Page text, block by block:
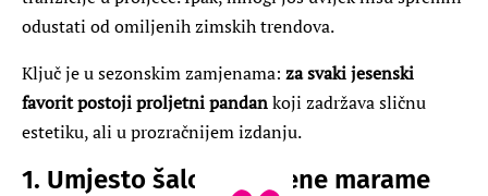
odustati od omiljenih zimskih trendova.
Ključ je u sezonskim zamjenama: za svaki jesenski
favorit postoji proljetni pandankoji zadržava sličnu
estetiku, ali u prozračnijem izdanju.
1. Umjesto šalova: svilene marame